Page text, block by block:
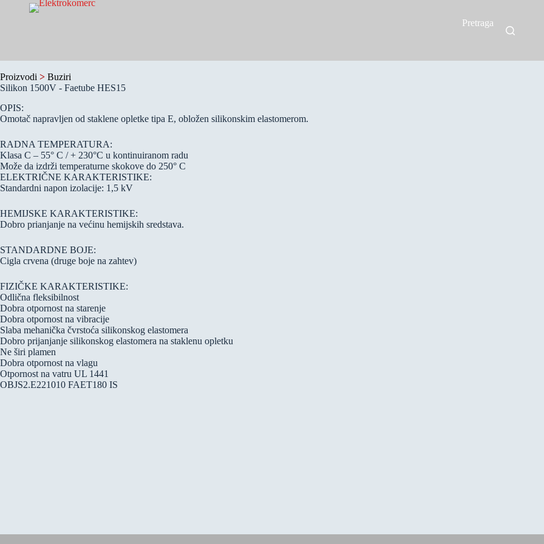
Pretraga
Proizvodi > Buziri
Silikon 1500V - Faetube HES15
OPIS:
Omotač napravljen od staklene opletke tipa E, obložen silikonskim elastomerom.
RADNA TEMPERATURA:
Klasa C – 55° C / + 230°C u kontinuiranom radu
Može da izdrži temperaturne skokove do 250° C
ELEKTRIČNE KARAKTERISTIKE:
Standardni napon izolacije: 1,5 kV
HEMIJSKE KARAKTERISTIKE:
Dobro prianjanje na većinu hemijskih sredstava.
STANDARDNE BOJE:
Cigla crvena (druge boje na zahtev)
FIZIČKE KARAKTERISTIKE:
Odlična fleksibilnost
Dobra otpornost na starenje
Dobra otpornost na vibracije
Slaba mehanička čvrstoća silikonskog elastomera
Dobro prijanjanje silikonskog elastomera na staklenu opletku
Ne širi plamen
Dobra otpornost na vlagu
Otpornost na vatru UL 1441
OBJS2.E221010 FAET180 IS